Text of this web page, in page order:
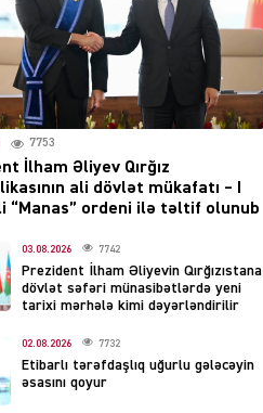
Rusiya-Ukrayna
münaqişəsinin həllində
irəliləyiş var – Tramp
07.08.2026
imzaladı
07.08.2026 5482
Tehran və İrəvandan
“Tramp yolu”na HƏMLƏ –
REAKSİYA
7753
İlham Əliyev Qırğız
ali dövlət mükafatı – I
“Manas” ordeni ilə təltif olunub
03.08.2026 7742
Prezident İlham Əliyevin Qırğızıstana
dövlət səfəri münasibətlərdə yeni
tarixi mərhələ kimi dəyərləndirilir
02.08.2026 7732
Etibarlı tərəfdaşlıq uğurlu gələcəyin
əsasını qoyur